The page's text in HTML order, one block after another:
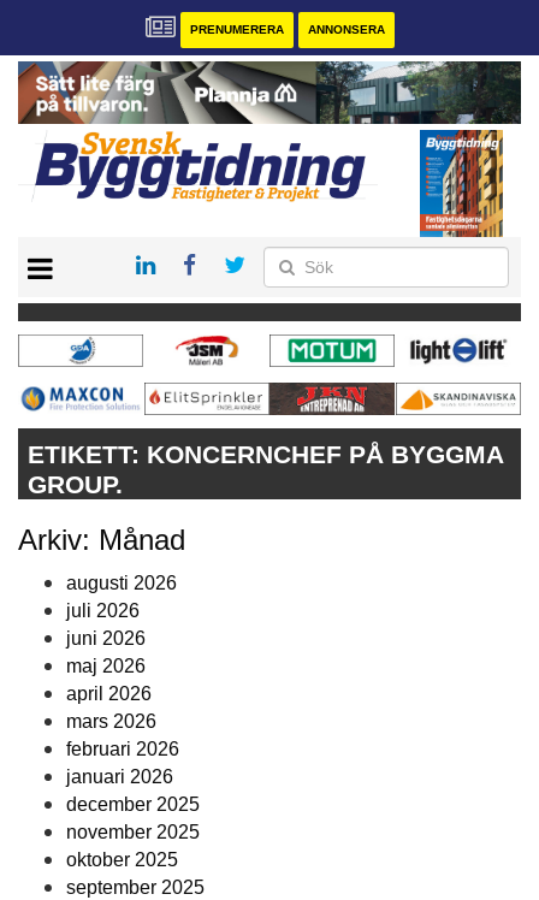
PRENUMERERA ANNONSERA
PRENUMERERA
VÅRA ANDRA MAGASIN
ANNONSERA
ETIKETT: KONCERNCHEF PÅ BYGGMA
GROUP.
Arkiv: Månad
augusti 2026
juli 2026
juni 2026
maj 2026
april 2026
mars 2026
februari 2026
januari 2026
december 2025
november 2025
oktober 2025
september 2025